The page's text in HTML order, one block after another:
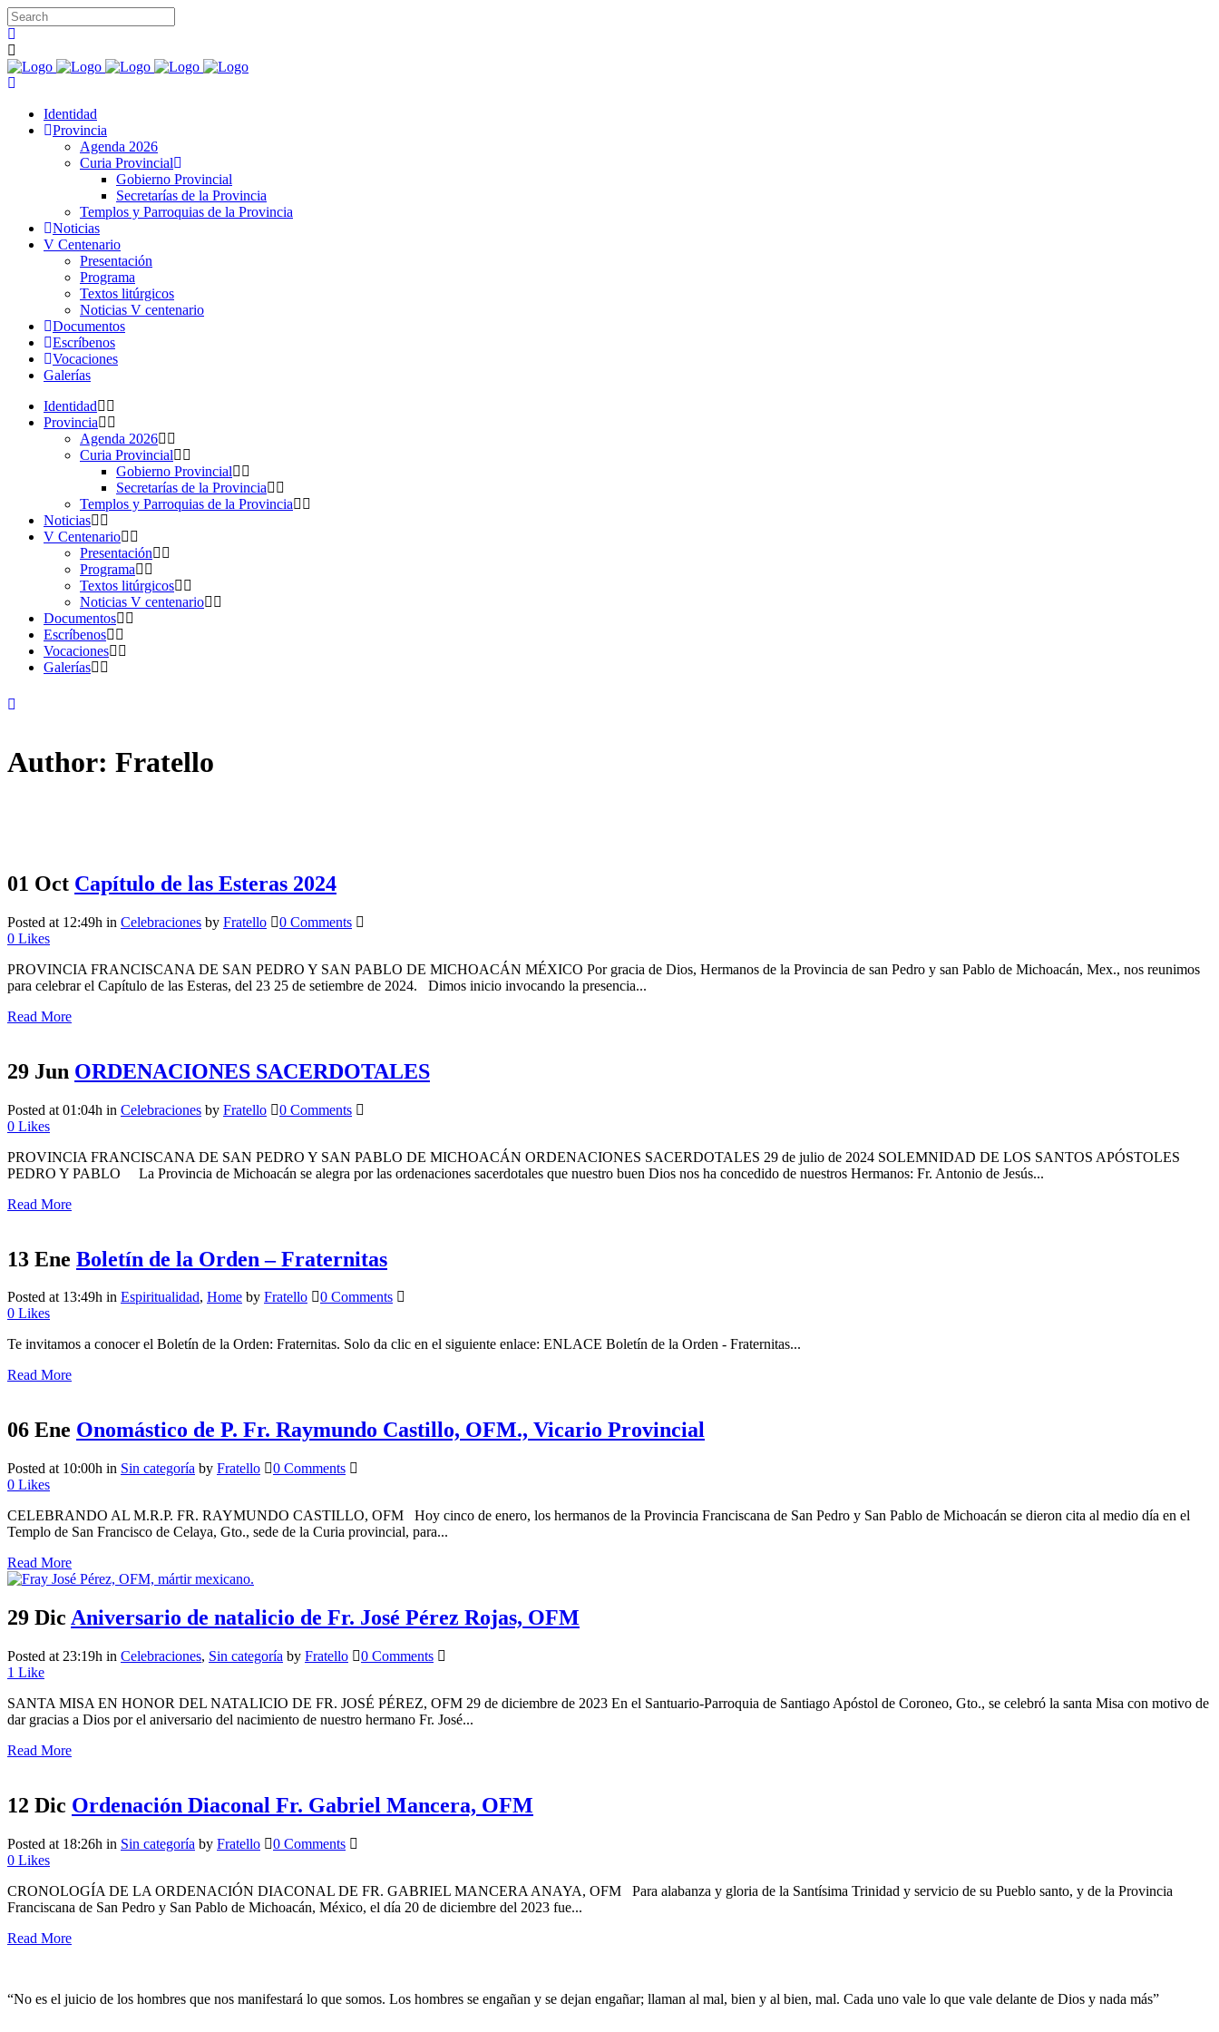
Identidad
Provincia
Agenda 2026
Curia Provincial
Gobierno Provincial
Secretarías de la Provincia
Templos y Parroquias de la Provincia
Noticias
V Centenario
Presentación
Programa
Textos litúrgicos
Noticias V centenario
Documentos
Escríbenos
Vocaciones
Galerías
Identidad
Provincia
Agenda 2026
Curia Provincial
Gobierno Provincial
Secretarías de la Provincia
Templos y Parroquias de la Provincia
Noticias
V Centenario
Presentación
Programa
Textos litúrgicos
Noticias V centenario
Documentos
Escríbenos
Vocaciones
Galerías
Author: Fratello
01 Oct Capítulo de las Esteras 2024
Posted at 12:49h in Celebraciones by Fratello
0 Comments
0 Likes
PROVINCIA FRANCISCANA DE SAN PEDRO Y SAN PABLO DE MICHOACÁN MÉXICO Por gracia de Dios, Hermanos de la Provincia de san Pedro y san Pablo de Michoacán, Mex., nos reunimos
para celebrar el Capítulo de las Esteras, del 23 25 de setiembre de 2024. Dimos inicio invocando la presencia...
Read More
29 Jun ORDENACIONES SACERDOTALES
Posted at 01:04h in Celebraciones by Fratello
0 Comments
0 Likes
PROVINCIA FRANCISCANA DE SAN PEDRO Y SAN PABLO DE MICHOACÁN ORDENACIONES SACERDOTALES 29 de julio de 2024 SOLEMNIDAD DE LOS SANTOS APÓSTOLES
PEDRO Y PABLO La Provincia de Michoacán se alegra por las ordenaciones sacerdotales que nuestro buen Dios nos ha concedido de nuestros Hermanos: Fr. Antonio de Jesús...
Read More
13 Ene Boletín de la Orden – Fraternitas
Posted at 13:49h in Espiritualidad, Home by Fratello
0 Comments
0 Likes
Te invitamos a conocer el Boletín de la Orden: Fraternitas. Solo da clic en el siguiente enlace: ENLACE Boletín de la Orden - Fraternitas...
Read More
06 Ene Onomástico de P. Fr. Raymundo Castillo, OFM., Vicario Provincial
Posted at 10:00h in Sin categoría by Fratello
0 Comments
0 Likes
CELEBRANDO AL M.R.P. FR. RAYMUNDO CASTILLO, OFM Hoy cinco de enero, los hermanos de la Provincia Franciscana de San Pedro y San Pablo de Michoacán se dieron cita al medio día en el
Templo de San Francisco de Celaya, Gto., sede de la Curia provincial, para...
Read More
29 Dic Aniversario de natalicio de Fr. José Pérez Rojas, OFM
Posted at 23:19h in Celebraciones, Sin categoría by Fratello
0 Comments
1 Like
SANTA MISA EN HONOR DEL NATALICIO DE FR. JOSÉ PÉREZ, OFM 29 de diciembre de 2023 En el Santuario-Parroquia de Santiago Apóstol de Coroneo, Gto., se celebró la santa Misa con motivo de
dar gracias a Dios por el aniversario del nacimiento de nuestro hermano Fr. José...
Read More
12 Dic Ordenación Diaconal Fr. Gabriel Mancera, OFM
Posted at 18:26h in Sin categoría by Fratello
0 Comments
0 Likes
CRONOLOGÍA DE LA ORDENACIÓN DIACONAL DE FR. GABRIEL MANCERA ANAYA, OFM Para alabanza y gloria de la Santísima Trinidad y servicio de su Pueblo santo, y de la Provincia
Franciscana de San Pedro y San Pablo de Michoacán, México, el día 20 de diciembre del 2023 fue...
Read More
“No es el juicio de los hombres que nos manifestará lo que somos. Los hombres se engañan y se dejan engañar; llaman al mal, bien y al bien, mal. Cada uno vale lo que vale delante de Dios y nada más”